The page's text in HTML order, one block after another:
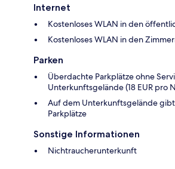
Internet
Kostenloses WLAN in den
Kostenloses WLAN in den
Parken
Überdachte Parkplätze ohne
Unterkunftsgelände (18 EUR pro
Auf dem Unterkunftsgelände
Parkplätze
Sonstige Informationen
Nichtraucherunterkunft